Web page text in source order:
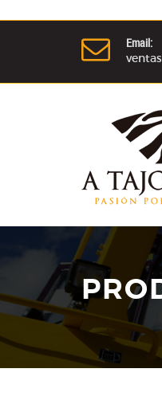
Email: